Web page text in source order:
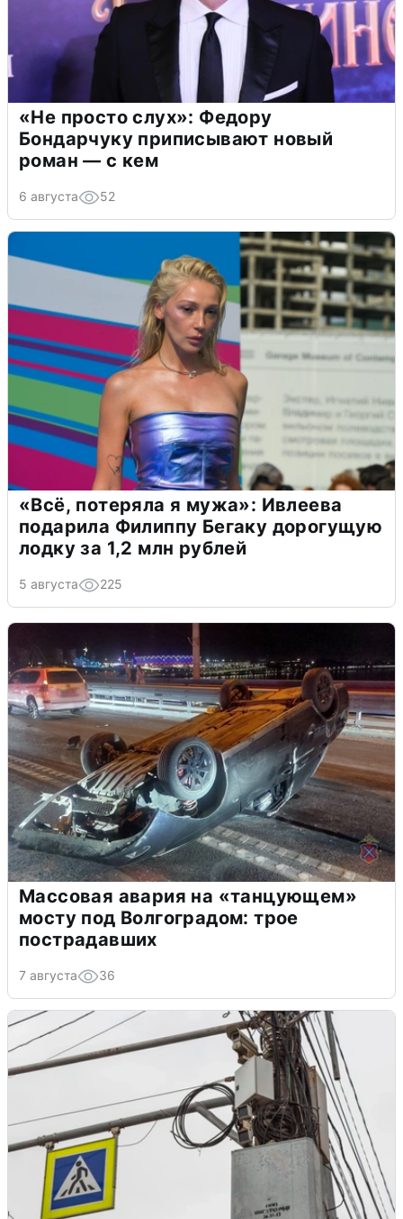
«Не просто слух»: Федору
Бондарчуку приписывают новый
роман — с кем
6 августа 52
«Всё, потеряла я мужа»: Ивлеева
подарила Филиппу Бегаку дорогущую
лодку за 1,2 млн рублей
5 августа 225
Массовая авария на «танцующем»
мосту под Волгоградом: трое
пострадавших
7 августа 36